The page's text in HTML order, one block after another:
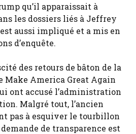
qu’il apparaissait à
les dossiers liés à Jeffrey
aussi impliqué et a mis en
d’enquête.
des retours de bâton de la
Make America Great Again
ont accusé l’administration
Malgré tout, l’ancien
pas à esquiver le tourbillon
de transparence est